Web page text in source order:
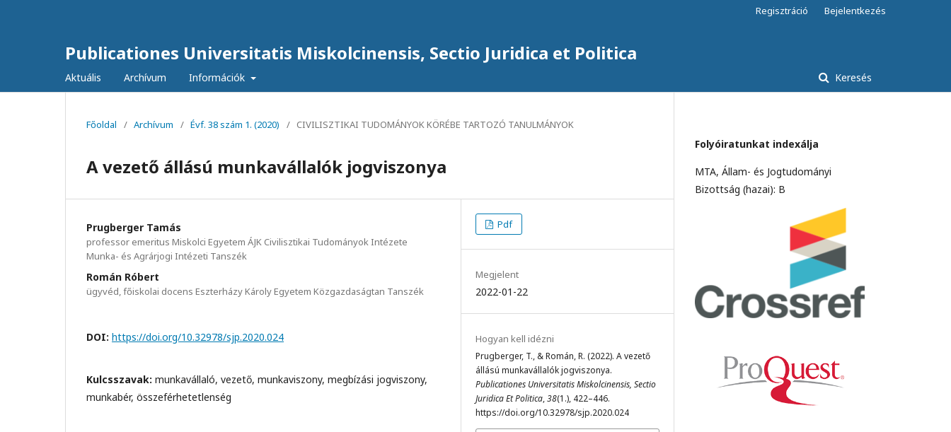
Publicationes Universitatis Miskolcinensis, Sectio Juridica et Politica
Aktuális Archívum Információk Keresés
Regisztráció Bejelentkezés
Főoldal / Archívum / Évf. 38 szám 1. (2020) / CIVILISZTIKAI TUDOMÁNYOK KÖRÉBE TARTOZÓ TANULMÁNYOK
A vezető állású munkavállalók jogviszonya
Prugberger Tamás
professor emeritus Miskolci Egyetem ÁJK Civilisztikai Tudományok Intézete
Munka- és Agrárjogi Intézeti Tanszék
Román Róbert
ügyvéd, főiskolai docens Eszterházy Károly Egyetem Közgazdaságtan Tanszék
DOI: https://doi.org/10.32978/sjp.2020.024
Kulcsszavak: munkavállaló, vezető, munkaviszony, megbízási jogviszony,
munkabér, összeférhetetlenség
Pdf
Megjelent
2022-01-22
Hogyan kell idézni
Prugberger, T., & Román, R. (2022). A vezető
állású munkavállalók jogviszonya.
Publicationes Universitatis Miskolcinensis, Sectio
Juridica Et Politica,38(1.), 422–446.
https://doi.org/10.32978/sjp.2020.024
Folyóiratunkat indexálja
MTA, Állam- és Jogtudományi
Bizottság (hazai): B